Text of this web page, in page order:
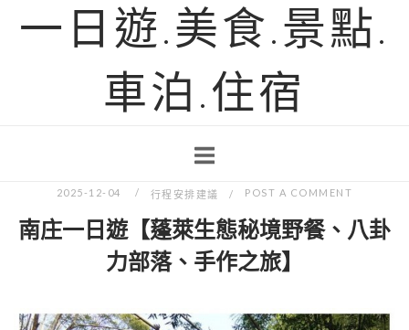
一日遊.美食.景點.
車泊.住宿
2025-12-04 行程安排建議 POST A COMMENT
南庄一日遊【蓬萊生態秘境野餐、八卦
力部落、手作之旅】